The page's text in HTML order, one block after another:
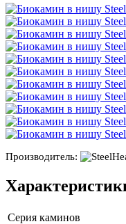
Производитель:
Серия каминов